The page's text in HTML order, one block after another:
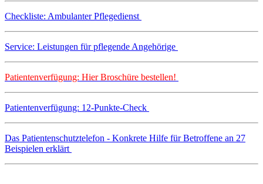
Checkliste: Ambulanter Pflegedienst
Service: Leistungen für pflegende Angehörige
Patientenverfügung: Hier Broschüre bestellen!
Patientenverfügung: 12-Punkte-Check
Das Patientenschutztelefon - Konkrete Hilfe für Betroffene an 27
Beispielen erklärt